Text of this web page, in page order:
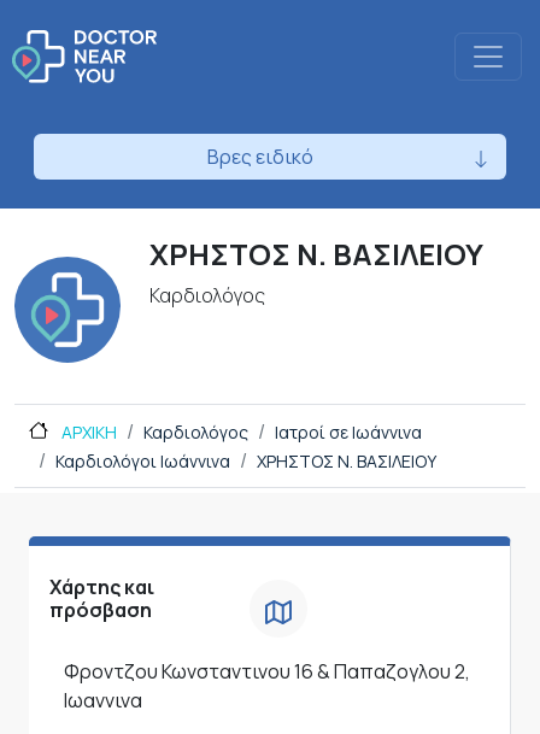
Βρες ειδικό
ΧΡΗΣΤΟΣ Ν. ΒΑΣΙΛΕΙΟΥ
Καρδιολόγος
ΑΡΧΙΚΗ Καρδιολόγος
Ιατροί σε Ιωάννινα
Καρδιολόγοι Ιωάννινα
ΧΡΗΣΤΟΣ Ν. ΒΑΣΙΛΕΙΟΥ
Χάρτης και
πρόσβαση
Φροντζου Κωνσταντινου 16 & Παπαζογλου 2,
Ιωαννινα